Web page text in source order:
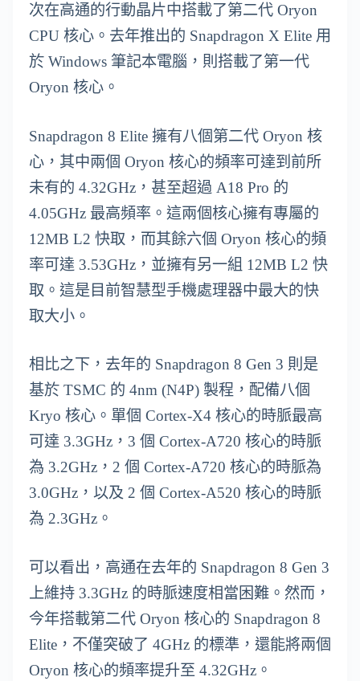
次在高通的行動晶片中搭載了第二代 Oryon
CPU 核心。去年推出的 Snapdragon X Elite 用
於 Windows 筆記本電腦，則搭載了第一代
Oryon 核心。
Snapdragon 8 Elite 擁有八個第二代 Oryon 核
心，其中兩個 Oryon 核心的頻率可達到前所
未有的 4.32GHz，甚至超過 A18 Pro 的
4.05GHz 最高頻率。這兩個核心擁有專屬的
12MB L2 快取，而其餘六個 Oryon 核心的頻
率可達 3.53GHz，並擁有另一組 12MB L2 快
取。這是目前智慧型手機處理器中最大的快
取大小。
相比之下，去年的 Snapdragon 8 Gen 3 則是
基於 TSMC 的 4nm (N4P) 製程，配備八個
Kryo 核心。單個 Cortex-X4 核心的時脈最高
可達 3.3GHz，3 個 Cortex-A720 核心的時脈
為 3.2GHz，2 個 Cortex-A720 核心的時脈為
3.0GHz，以及 2 個 Cortex-A520 核心的時脈
為 2.3GHz。
可以看出，高通在去年的 Snapdragon 8 Gen 3
上維持 3.3GHz 的時脈速度相當困難。然而，
今年搭載第二代 Oryon 核心的 Snapdragon 8
Elite，不僅突破了 4GHz 的標準，還能將兩個
Oryon 核心的頻率提升至 4.32GHz。